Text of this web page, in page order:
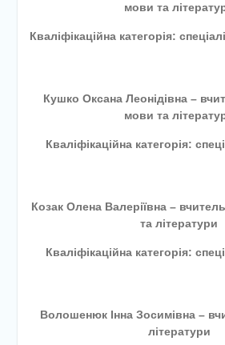
мови та
Кваліфікаційна категорія:
Кушко Оксана Леонідівна –
мови та
Кваліфікаційна категорія:
Козак Олена Валеріївна –
та літератури
Кваліфікаційна категорія:
Волошенюк Інна Зосимівна –
літератури